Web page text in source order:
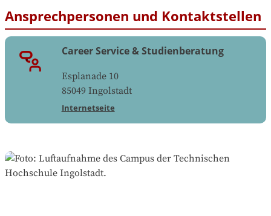
Ansprechpersonen und Kontaktstellen
Career Service & Studienberatung
Esplanade 10
85049 Ingolstadt
Internetseite